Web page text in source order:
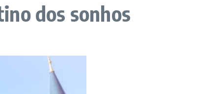
dos sonhos